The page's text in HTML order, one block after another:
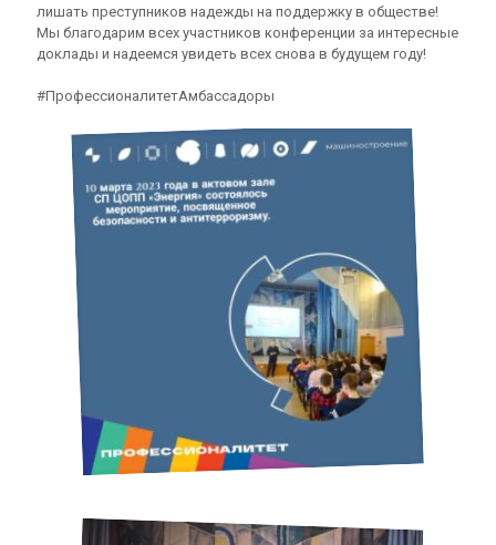
лишать преступников надежды на поддержку в обществе!
Мы благодарим всех участников конференции за интересные
доклады и надеемся увидеть всех снова в будущем году!
#ПрофессионалитетАмбассадоры